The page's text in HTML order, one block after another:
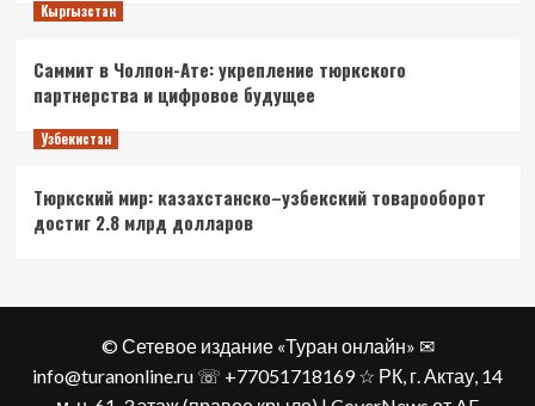
Кыргызстан
Саммит в Чолпон-Ате: укрепление тюркского
партнерства и цифровое будущее
Узбекистан
Тюркский мир: казахстанско–узбекский товарооборот
достиг 2.8 млрд долларов
© Сетевое издание «Туран онлайн» ✉
info@turanonline.ru ☏ +77051718169 ☆ РК, г. Актау​, 14